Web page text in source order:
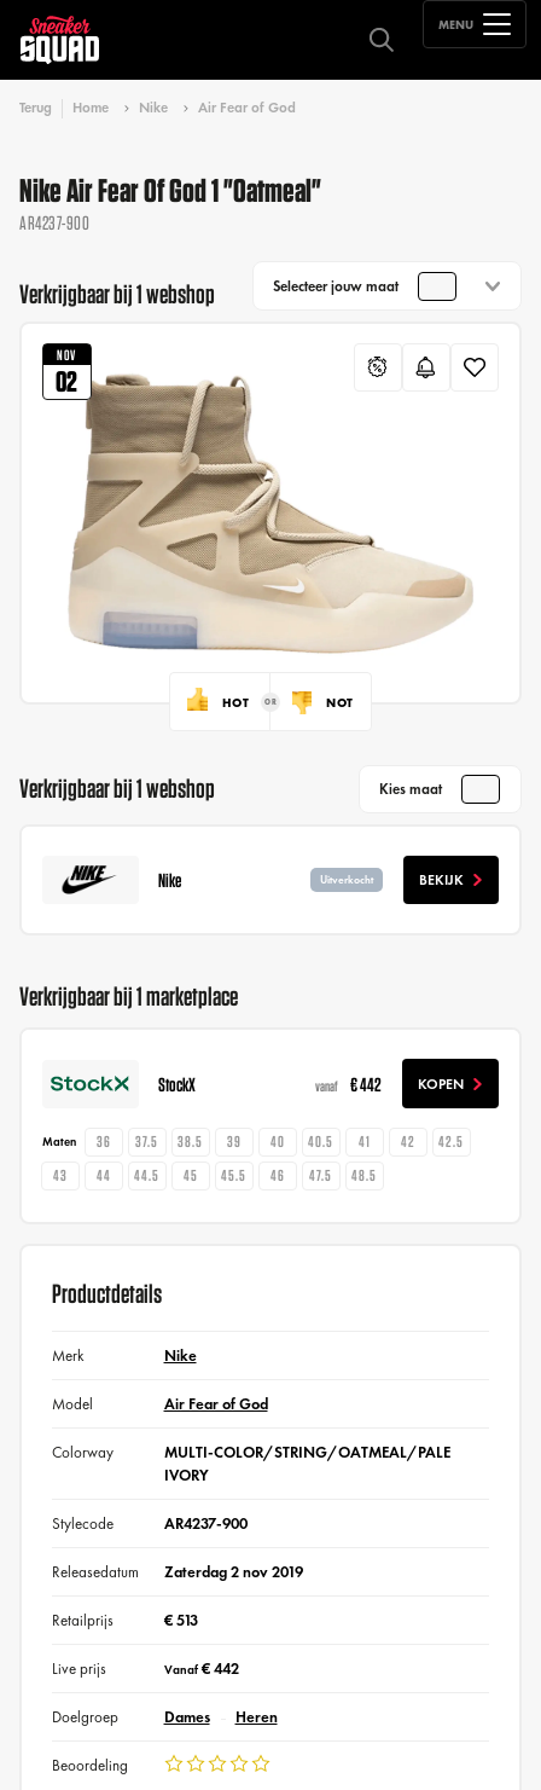
MENU
Terug Home Nike Air Fear of God
Nike Air Fear Of God 1 "Oatmeal"
AR4237-900
Verkrijgbaar bij 1 webshop Selecteer jouw maat
NOV
02
HOT NOT
Verkrijgbaar bij 1 webshop Kies maat
Nike Uitverkocht BEKIJK
Verkrijgbaar bij 1 marketplace
StockX vanaf € 442 KOPEN
Maten 36 37.5 38.5 39 40 40.5 41 42
42.5
43
44 44.5 45 45.5 46 47.5 48.5
Productdetails
Merk Nike
Model Air Fear of God
Colorway
MULTI-COLOR/STRING/OATMEAL/PALE
IVORY
Stylecode AR4237-900
Releasedatum Zaterdag 2 nov 2019
Retailprijs € 513
Live prijs Vanaf€ 442
Doelgroep Dames Heren
Beoordeling